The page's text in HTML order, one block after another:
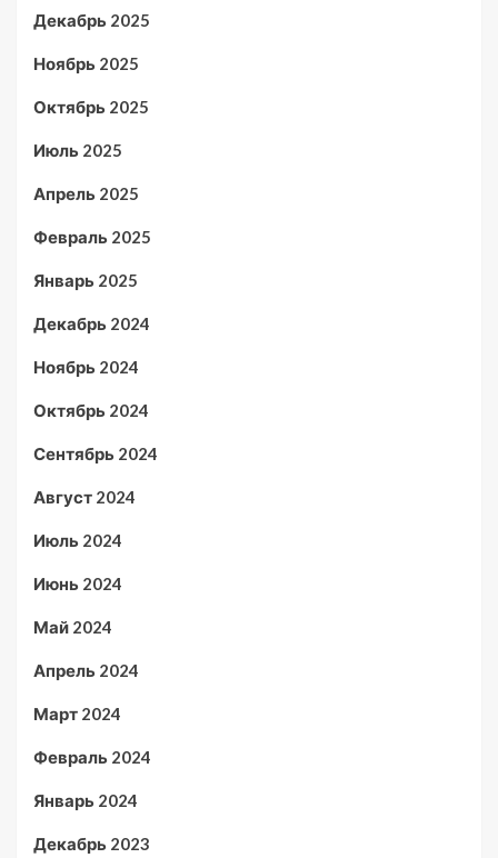
Декабрь 2025
Ноябрь 2025
Октябрь 2025
Июль 2025
Апрель 2025
Февраль 2025
Январь 2025
Декабрь 2024
Ноябрь 2024
Октябрь 2024
Сентябрь 2024
Август 2024
Июль 2024
Июнь 2024
Май 2024
Апрель 2024
Март 2024
Февраль 2024
Январь 2024
Декабрь 2023